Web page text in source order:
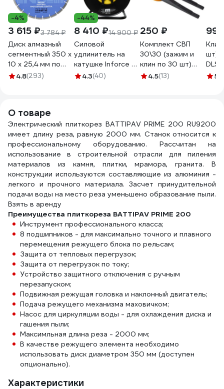
-4%
3 615 ₽3 784 ₽
Диск алмазный
сегментный 350 х
10 х 25,4 мм по
бетону, кирпичу,
4.8(293)
-44%
8 410 ₽14 900 ₽
Силовой
удлинитель на
катушке Inforce 4
гнезда, с/з КГт
4.3(40)
250 ₽
Комплект СВП
30\30 (зажим и
клин по 30 шт)
Крепежная
4.5(13)
шт)
5
О товаре
Электрический плиткорез BATTIPAV PRIME 200 RU9200
имеет длину реза, равную 2000 мм. Станок относится к
профессиональному оборудованию. Рассчитан на
использование в строительной отрасли для пиления
материалов из камня, плитки, мрамора, гранита. В
конструкции используются составляющие из алюминия -
легкого и прочного материала. Засчет принудительной
подачи воды на место реза уменьшено образование пыли.
Взять в аренду
Преимущества плиткореза BATTIPAV PRIME 200
Инструмент профессионального класса;
8 подшипников - для максимально точного и плавного
перемещения режущего блока по рельсам;
Защита от тепловых перегрузок;
Защита от перегрузок по току;
Устройство защитного отключения с ручным
перезапуском;
Подвижная режущая головка и наклонный двигатель;
Подача режущего механизма маховичком;
Насос для циркуляции воды - для охлаждения диска и
гашения пыли;
Максимльная длина реза - 2000 мм;
В качестве режущего элемента необходимо
использовать диск диаметром 350 мм (доступен
опционально).
Характеристики